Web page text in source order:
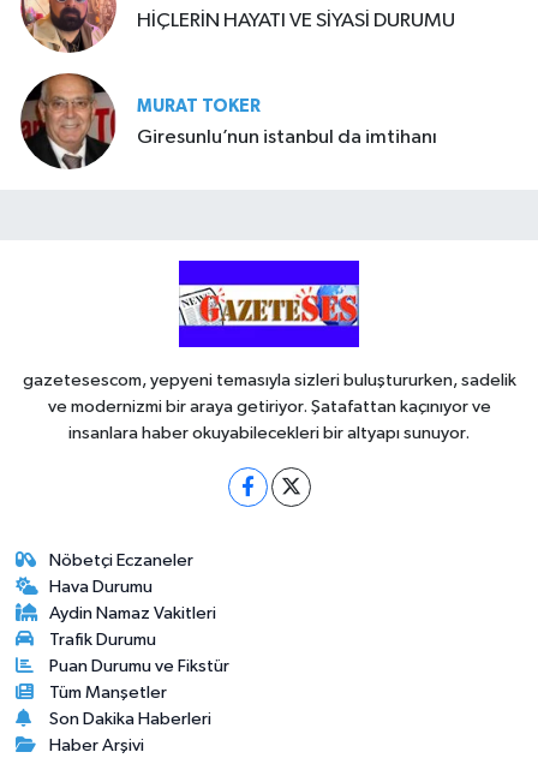
HİÇLERİN HAYATI VE SİYASİ DURUMU
MURAT TOKER
Giresunlu’nun istanbul da imtihanı
gazetesescom, yepyeni temasıyla sizleri buluştururken, sadelik
ve modernizmi bir araya getiriyor. Şatafattan kaçınıyor ve
insanlara haber okuyabilecekleri bir altyapı sunuyor.
Nöbetçi Eczaneler
Hava Durumu
Aydin Namaz Vakitleri
Trafik Durumu
Puan Durumu ve Fikstür
Tüm Manşetler
Son Dakika Haberleri
Haber Arşivi